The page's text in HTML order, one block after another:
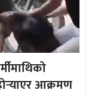
आक्रमण